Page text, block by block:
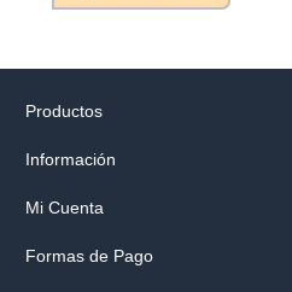
Productos
Información
Mi Cuenta
Formas de Pago